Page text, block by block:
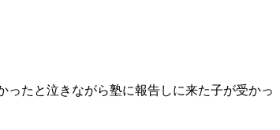
ったと泣きながら塾に報告しに来た子が受かっ